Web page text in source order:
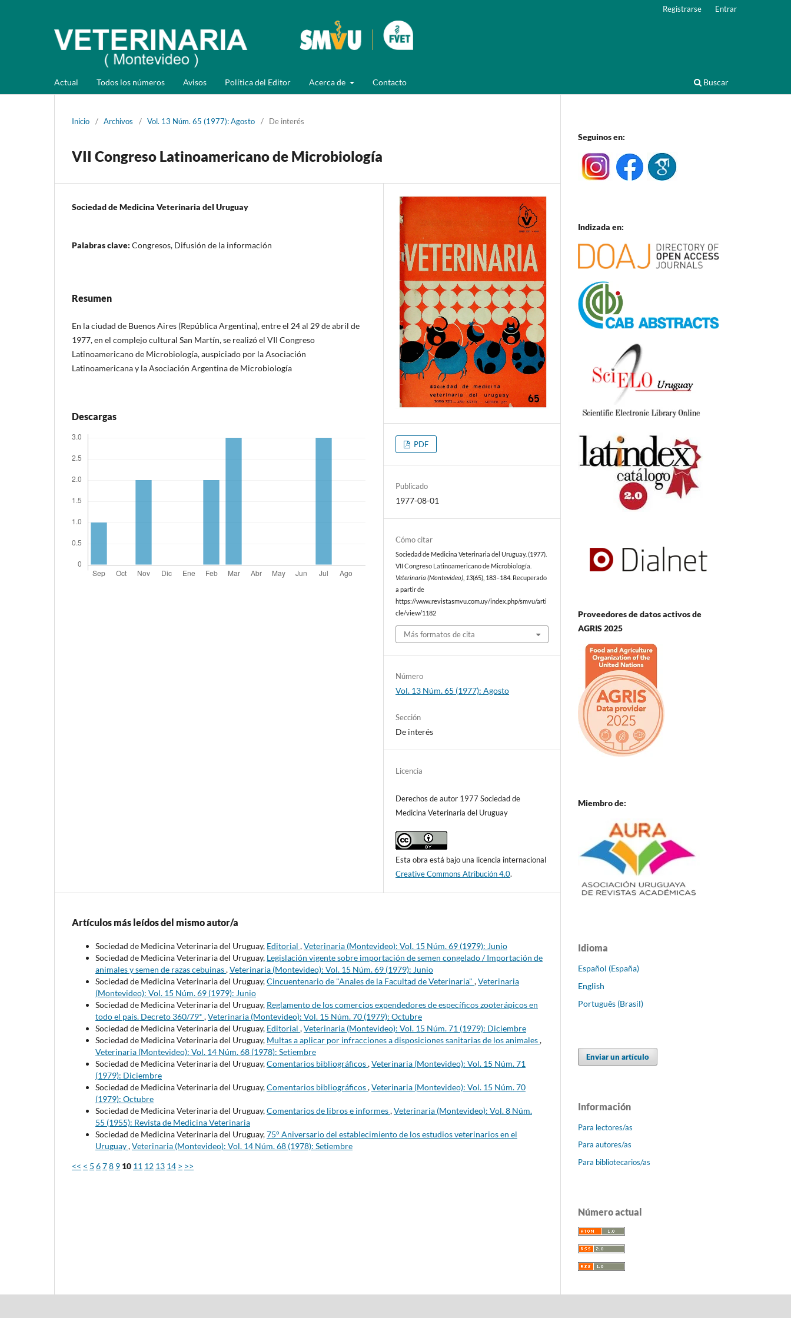
Actual Todos los números Avisos Política del Editor Acerca de Contacto Buscar
Registrarse Entrar
Inicio / Archivos / Vol. 13 Núm. 65 (1977): Agosto / De interés
VII Congreso Latinoamericano de Microbiología
Sociedad de Medicina Veterinaria del Uruguay
Palabras clave: Congresos, Difusión de la información
Resumen
En la ciudad de Buenos Aires (República Argentina), entre el 24 al 29 de abril de
1977, en el complejo cultural San Martín, se realizó el VII Congreso
Latinoamericano de Microbiología, auspiciado por la Asociación
Latinoamericana y la Asociación Argentina de Microbiología
Descargas
PDF
Publicado
1977-08-01
Cómo citar
Sociedad de Medicina Veterinaria del Uruguay. (1977).
VII Congreso Latinoamericano de Microbiología.
Veterinaria (Montevideo) 13(65), 183–184. Recuperado
a partir de
https://www.revistasmvu.com.uy/index.php/smvu/arti
cle/view/1182
Más formatos de cita
Número
Vol. 13 Núm. 65 (1977): Agosto
Sección
De interés
Licencia
Derechos de autor 1977 Sociedad de
Medicina Veterinaria del Uruguay
Esta obra está bajo una licencia internacional
Creative Commons Atribución 4.0.
Artículos más leídos del mismo autor/a
Sociedad de Medicina Veterinaria del Uruguay, Editorial ,Veterinaria (Montevideo): Vol. 15 Núm. 69 (1979): Junio
Sociedad de Medicina Veterinaria del Uruguay, Legislación vigente sobre importación de semen congelado / Importación de
animales y semen de razas cebuinas,Veterinaria (Montevideo): Vol. 15 Núm. 69 (1979): Junio
Sociedad de Medicina Veterinaria del Uruguay,Cincuentenario de "Anales de la Facultad de Veterinaria" ,Veterinaria
(Montevideo): Vol. 15 Núm. 69 (1979): Junio
Sociedad de Medicina Veterinaria del Uruguay, Reglamento de los comercios expendedores de específicos zooterápicos en
todo el país. Decreto 360/79* ,Veterinaria (Montevideo): Vol. 15 Núm. 70 (1979): Octubre
Sociedad de Medicina Veterinaria del Uruguay, Editorial ,Veterinaria (Montevideo): Vol. 15 Núm. 71 (1979): Diciembre
Sociedad de Medicina Veterinaria del Uruguay, Multas a aplicar por infracciones a disposiciones sanitarias de los animales,
Veterinaria (Montevideo): Vol. 14 Núm. 68 (1978): Setiembre
Sociedad de Medicina Veterinaria del Uruguay,Comentarios bibliográficos,Veterinaria (Montevideo): Vol. 15 Núm. 71
(1979): Diciembre
Sociedad de Medicina Veterinaria del Uruguay,Comentarios bibliográficos,Veterinaria (Montevideo): Vol. 15 Núm. 70
(1979): Octubre
Sociedad de Medicina Veterinaria del Uruguay,Comentarios de libros e informes,Veterinaria (Montevideo): Vol. 8 Núm.
55 (1955): Revista de Medicina Veterinaria
Sociedad de Medicina Veterinaria del Uruguay,75° Aniversario del establecimiento de los estudios veterinarios en el
Uruguay,Veterinaria (Montevideo): Vol. 14 Núm. 68 (1978): Setiembre
<< < 5 678 9 10 11 12 13 14 > >>
Seguinos en:
Indizada en:
Proveedores de datos activos de
AGRIS 2025
Miembro de:
Idioma
Español (España)
English
Português (Brasil)
Enviar un artículo
Información
Para lectores/as
Para autores/as
Para bibliotecarios/as
Número actual